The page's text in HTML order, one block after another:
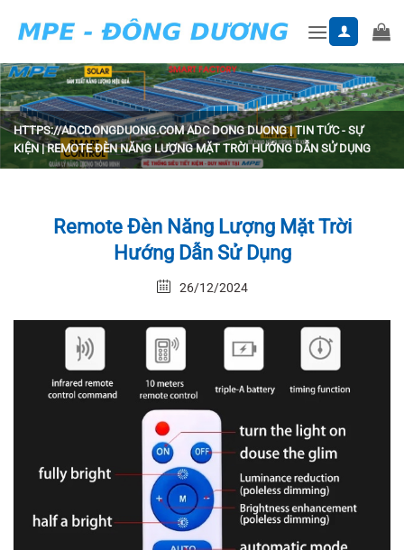
HTTPS://ADCDONGDUONG.COM ADC DONG DUONG|TIN TỨC - SỰ
KIỆN|REMOTE ĐÈN NĂNG LƯỢNG MẶT TRỜI HƯỚNG DẪN SỬ DỤNG
Remote Đèn Năng Lượng Mặt Trời
Hướng Dẫn Sử Dụng
26/12/2024